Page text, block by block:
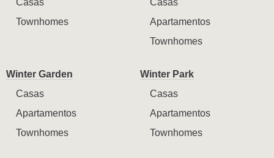
Townhomes
Apartamentos
Townhomes
Winter Garden
Casas
Apartamentos
Townhomes
Winter Park
Casas
Apartamentos
Townhomes